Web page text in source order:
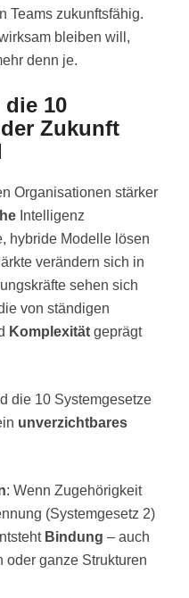
Teams zukunftsfähig.
bleiben will,
denn je.
10
Zukunft
Organisationen stärker
Intelligenz
hybride Modelle lösen
verändern sich in
sehen sich
von ständigen
Komplexität geprägt
die 10 Systemgesetze
unverzichtbares
: Wenn Zugehörigkeit
(Systemgesetz 2)
Bindung – auch
oder ganze Strukturen